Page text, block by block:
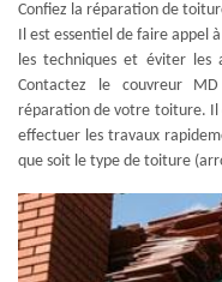
Confiez la réparation de
Il est essentiel de faire appel
les techniques et éviter les
Contactez le couvreur
réparation de votre toiture. Il
effectuer les travaux
que soit le type de toiture